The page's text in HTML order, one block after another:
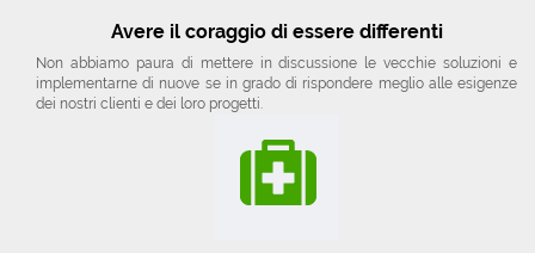
Avere il coraggio di essere differenti
Non abbiamo paura di mettere in discussione le vecchie soluzioni e
implementarne di nuove se in grado di rispondere meglio alle esigenze
dei nostri clienti e dei loro progetti.